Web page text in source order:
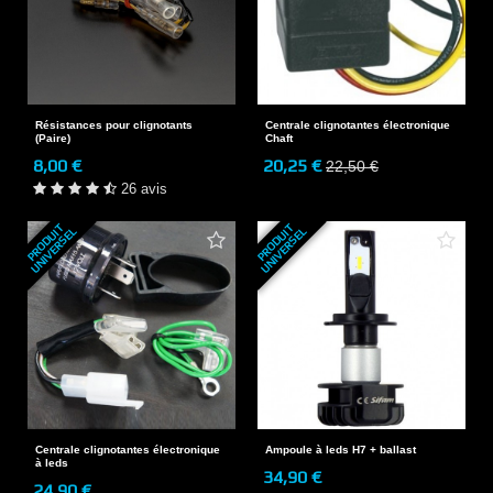
Résistances pour clignotants
(Paire)
8,00 €
26 avis
Centrale clignotantes électronique
Chaft
20,25 € 22,50 €
P
R
O
D
U
I
T
U
N
I
V
E
R
S
E
L
Centrale clignotantes électronique
à leds
P
R
O
D
U
I
T
U
N
I
V
E
R
S
E
L
Ampoule à leds H7 + ballast
34,90 €